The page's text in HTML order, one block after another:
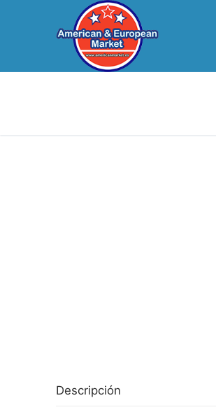
Descripción